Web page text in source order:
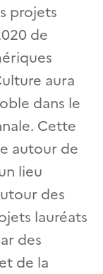
projets
de
aura
dans le
Cette
autour de
lieu
des
lauréats
des
de la